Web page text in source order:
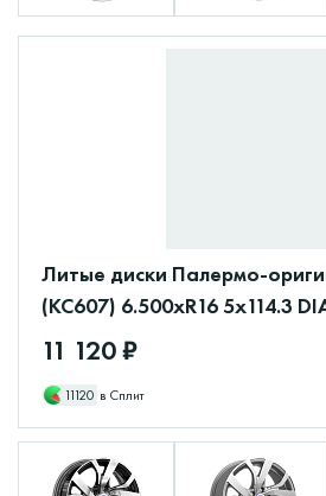
Литые диски Палермо-
(КС607) 6.500xR16 5x114.3
11 120 ₽
11120 в Сплит